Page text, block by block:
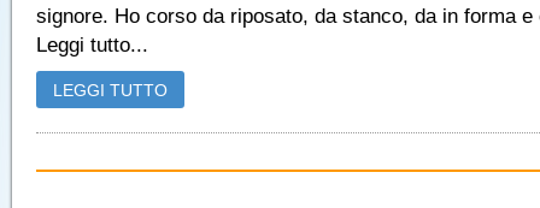
signore. Ho corso da riposato, da stanco, da in forma
Leggi tutto...
LEGGI TUTTO